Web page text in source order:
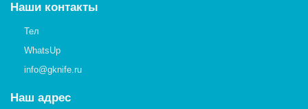
Наши контакты
Тел
WhatsUp
info@gknife.ru
Наш адрес